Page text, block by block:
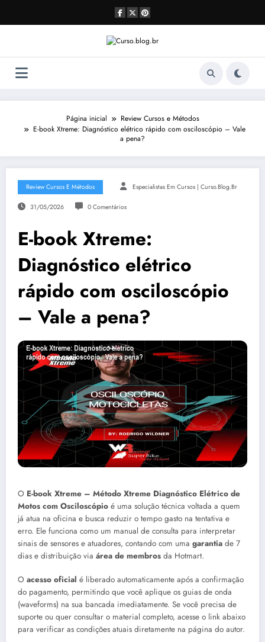
o
Página inicial
Review Cursos e Métodos
E-book Xtreme: Diagnóstico elétrico rápido com osciloscópio – Vale
a pena?
Review Cursos E Métodos Especialistas Em Cursos | Curso.blog.br
31/05/2026 0 Comentários
E-book Xtreme:
Diagnóstico elétrico
rápido com osciloscópio
– Vale a pena?
O E-book Xtreme – Método Xtreme Diagnóstico Elétrico de
Motos com Osciloscópio é uma solução técnica voltada a quem
já atua na oficina e busca reduzir o tempo gasto na tentativa e
erro. Ele funciona como um manual de consulta para interpretar
sinais de sensores e atuadores, contando com uma garantia de 7
dias e distribuição via área de membros da Hotmart.
O acesso oficial é liberado automaticamente após a confirmação
do pagamento, permitindo que você aplique os guias de onda
(waveforms) na sua bancada imediatamente. Se você precisa de
suporte ou quer consultar o material completo, acesse o link abaixo
para verificar as condições atuais diretamente na página do autor.